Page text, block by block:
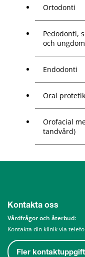
Ortodonti
Pedodonti,
och
Endodonti
Oral protetik
Orofacial
tandvård)
Kontakta oss
Vårdfrågor och återbud:
Kontakta din klinik via
Fler